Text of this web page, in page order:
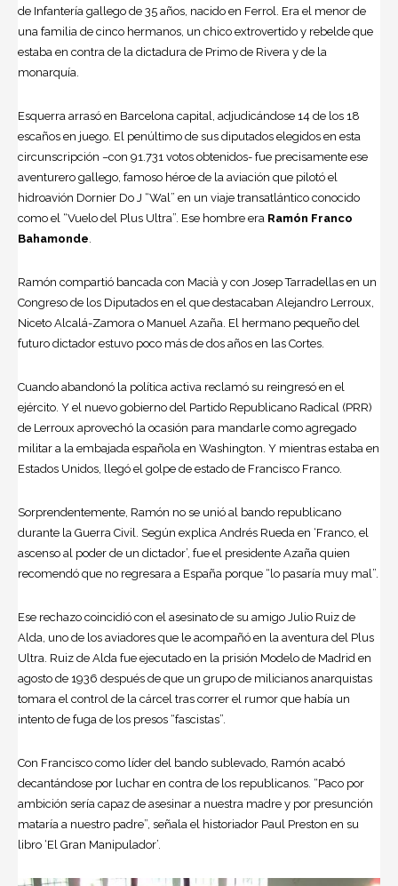
de Infantería gallego de 35 años, nacido en Ferrol. Era el menor de
una familia de cinco hermanos, un chico extrovertido y rebelde que
estaba en contra de la dictadura de Primo de Rivera y de la
monarquía.
Esquerra arrasó en Barcelona capital, adjudicándose 14 de los 18
escaños en juego. El penúltimo de sus diputados elegidos en esta
circunscripción –con 91.731 votos obtenidos- fue precisamente ese
aventurero gallego, famoso héroe de la aviación que pilotó el
hidroavión Dornier Do J “Wal” en un viaje transatlántico conocido
como el “Vuelo del Plus Ultra”. Ese hombre era Ramón Franco
Bahamonde
Ramón compartió bancada con Macià y con Josep Tarradellas en un
Congreso de los Diputados en el que destacaban Alejandro Lerroux,
Niceto Alcalá-Zamora o Manuel Azaña. El hermano pequeño del
futuro dictador estuvo poco más de dos años en las Cortes.
Cuando abandonó la política activa reclamó su reingresó en el
ejército. Y el nuevo gobierno del Partido Republicano Radical (PRR)
de Lerroux aprovechó la ocasión para mandarle como agregado
militar a la embajada española en Washington. Y mientras estaba en
Estados Unidos, llegó el golpe de estado de Francisco Franco
Sorprendentemente, Ramón no se unió al bando republicano
durante la Guerra Civil. Según explica Andrés Rueda en ‘Franco, el
ascenso al poder de un dictador’, fue el presidente Azaña quien
recomendó que no regresara a España porque “lo pasaría muy mal”.
Ese rechazo coincidió con el asesinato de su amigo Julio Ruiz de
Alda, uno de los aviadores que le acompañó en la aventura del Plus
Ultra. Ruiz de Alda fue ejecutado en la prisión Modelo de Madrid en
agosto de 1936 después de que un grupo de milicianos anarquistas
tomara el control de la cárcel tras correr el rumor que había un
intento de fuga de los presos “fascistas”.
Con Francisco como líder del bando sublevado, Ramón acabó
decantándose por luchar en contra de los republicanos. “Paco por
ambición sería capaz de asesinar a nuestra madre y por presunción
mataría a nuestro padre”, señala el historiador Paul Preston en su
libro ‘El Gran Manipulador’.